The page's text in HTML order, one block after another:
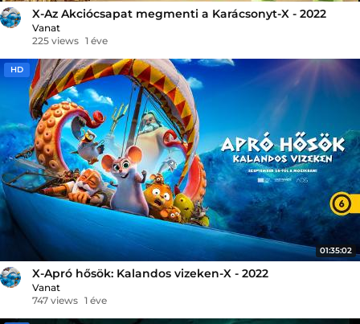
X-Az Akciócsapat megmenti a Karácsonyt-X - 2022
Vanat
225 views 1 éve
HD
01:35:02
X-Apró hősök: Kalandos vizeken-X - 2022
Vanat
747 views 1 éve